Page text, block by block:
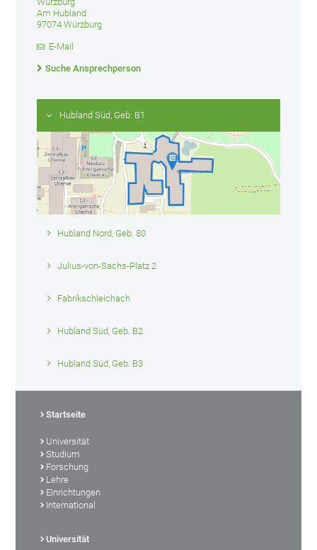
Am Hubland
97074 Würzburg
E-Mail
Suche Ansprechperson
Hubland Süd, Geb. B1
Hubland Nord, Geb. 80
Julius-von-Sachs-Platz 2
Fabrikschleichach
Hubland Süd, Geb. B2
Hubland Süd, Geb. B3
Startseite
Universität
Studium
Forschung
Lehre
Einrichtungen
International
Universität